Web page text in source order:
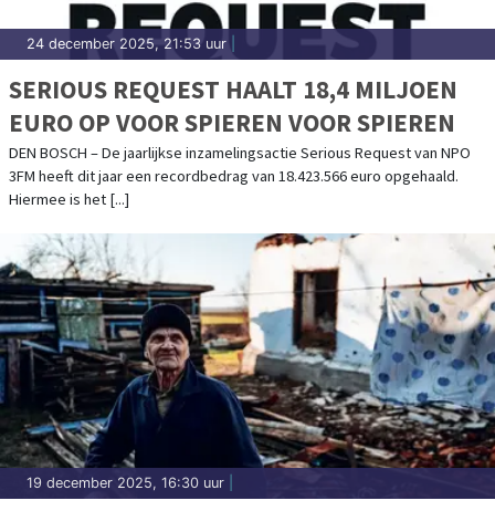
24 december 2025, 21:53 uur
SERIOUS REQUEST HAALT 18,4 MILJOEN
EURO OP VOOR SPIEREN VOOR SPIEREN
DEN BOSCH – De jaarlijkse inzamelingsactie Serious Request van NPO
3FM heeft dit jaar een recordbedrag van 18.423.566 euro opgehaald.
Hiermee is het [...]
19 december 2025, 16:30 uur